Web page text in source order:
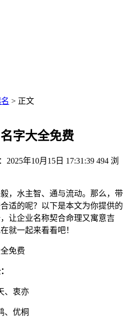
> 正文
字大全免费
2025年10月15日 17:31:39 494 浏
，水主智、通与流动。那么，带
适的呢？以下是本文为你提供的
让企业名称契合命理又寓意吉
就一起来看看吧！
、衷亦
、优桐